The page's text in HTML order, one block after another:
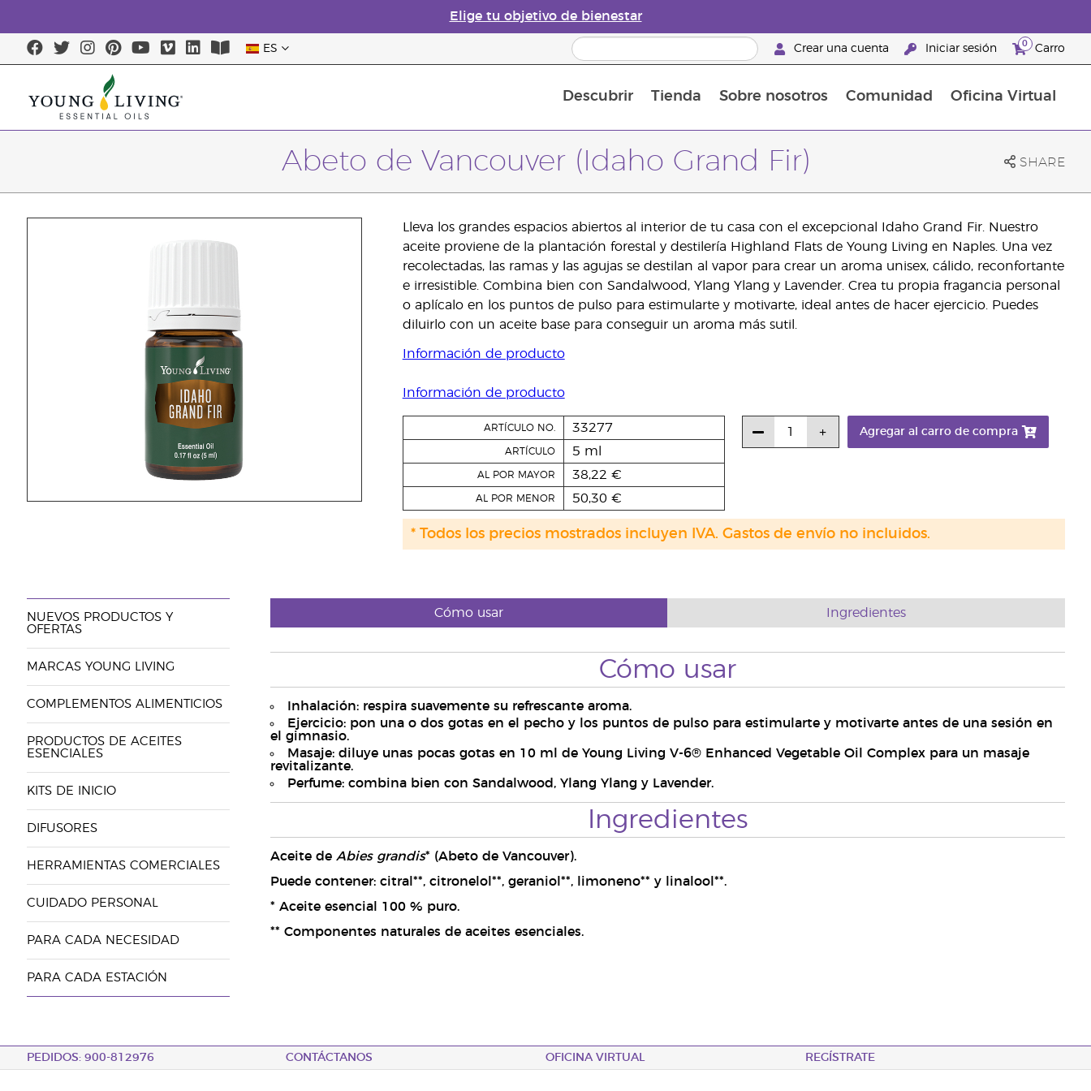
Elige tu objetivo de bienestar
ES Crear una cuenta Iniciar sesión 0 Carro
Descubrir Tienda Sobre nosotros Comunidad Oficina Virtual
Abeto de Vancouver (Idaho Grand Fir) SHARE
Lleva los grandes espacios abiertos al interior de tu casa con el excepcional Idaho Grand Fir. Nuestro
aceite proviene de la plantación forestal y destilería Highland Flats de Young Living en Naples. Una vez
recolectadas, las ramas y las agujas se destilan al vapor para crear un aroma unisex, cálido, reconfortante
e irresistible. Combina bien con Sandalwood, Ylang Ylang y Lavender. Crea tu propia fragancia personal
o aplícalo en los puntos de pulso para estimularte y motivarte, ideal antes de hacer ejercicio. Puedes
diluirlo con un aceite base para conseguir un aroma más sutil.
Información de producto
Información de producto
ARTÍCULO NO. 33277
ARTÍCULO 5 ml
AL POR MAYOR 38,22 €
AL POR MENOR 50,30 €
Agregar al carro de compra
* Todos los precios mostrados incluyen IVA. Gastos de envío no incluidos.
NUEVOS PRODUCTOS Y
OFERTAS
MARCAS YOUNG LIVING
COMPLEMENTOS ALIMENTICIOS
PRODUCTOS DE ACEITES
ESENCIALES
KITS DE INICIO
DIFUSORES
HERRAMIENTAS COMERCIALES
CUIDADO PERSONAL
PARA CADA NECESIDAD
PARA CADA ESTACIÓN
Cómo usar Ingredientes
Cómo usar
Inhalación: respira suavemente su refrescante aroma.
Ejercicio: pon una o dos gotas en el pecho y los puntos de pulso para estimularte y motivarte antes de una sesión en
el gimnasio.
Masaje: diluye unas pocas gotas en 10 ml de Young Living V-6® Enhanced Vegetable Oil Complex para un masaje
revitalizante.
Perfume: combina bien con Sandalwood, Ylang Ylang y Lavender.
Ingredientes
Aceite de Abies grandis* (Abeto de Vancouver).
Puede contener: citral**, citronelol**, geraniol**, limoneno** y linalool**.
* Aceite esencial 100 % puro.
** Componentes naturales de aceites esenciales.
PEDIDOS: 900-812976 CONTÁCTANOS OFICINA VIRTUAL REGÍSTRATE